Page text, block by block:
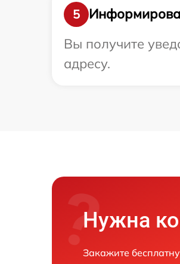
5
Вы получите
адресу.
Нужна
Закажите